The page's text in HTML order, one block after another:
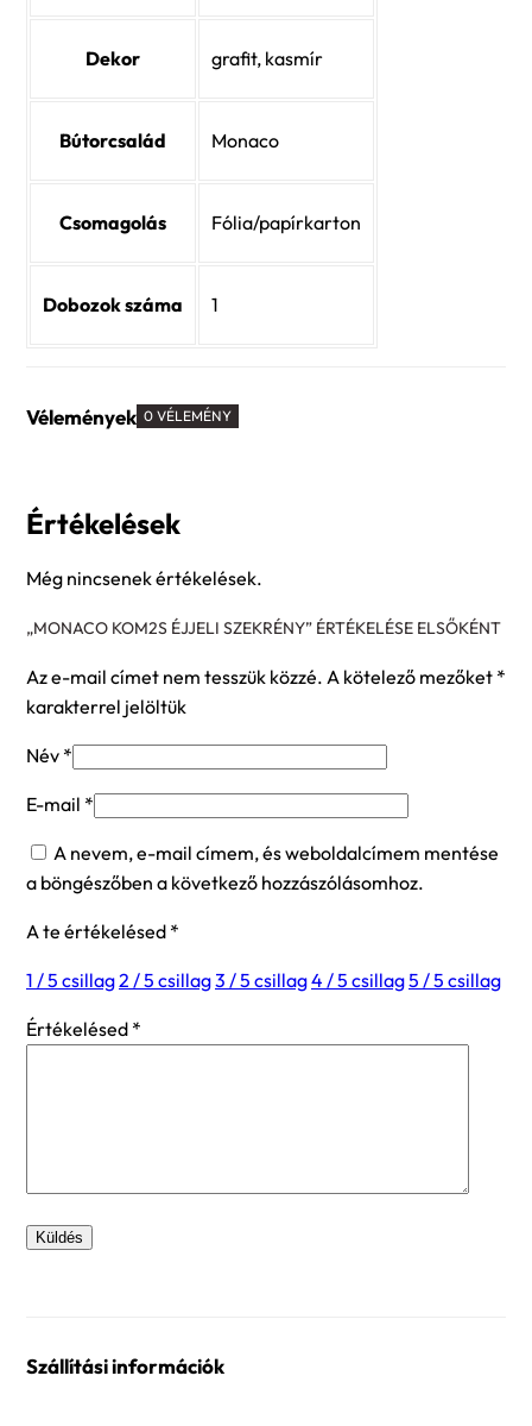
Dekor grafit, kasmír
Bútorcsalád Monaco
Csomagolás Fólia/papírkarton
Dobozok száma 1
Vélemények 0 VÉLEMÉNY
Értékelések
Még nincsenek értékelések.
„MONACO KOM2S ÉJJELI SZEKRÉNY” ÉRTÉKELÉSE ELSŐKÉNT
Az e-mail címet nem tesszük közzé. A kötelező mezőket *
karakterrel jelöltük
Név *
E-mail *
A nevem, e-mail címem, és weboldalcímem mentése
a böngészőben a következő hozzászólásomhoz.
A te értékelésed *
1 / 5 csillag2 / 5 csillag3 / 5 csillag4 / 5 csillag5 / 5 csillag
Értékelésed *
Szállítási információk